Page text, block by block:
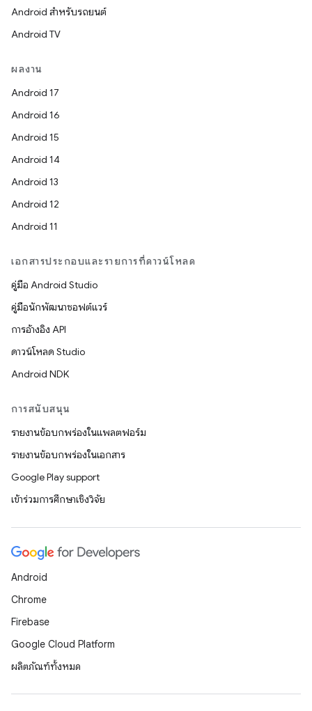
Android สำหรับรถยนต์
Android TV
ผลงาน
Android 17
Android 16
Android 15
Android 14
Android 13
Android 12
Android 11
เอกสารประกอบและรายการที่ดาวน์โหลด
คู่มือ Android Studio
คู่มือนักพัฒนาซอฟต์แวร์
การอ้างอิง API
ดาวน์โหลด Studio
Android NDK
การสนับสนุน
รายงานข้อบกพร่องในแพลตฟอร์ม
รายงานข้อบกพร่องในเอกสาร
Google Play support
เข้าร่วมการศึกษาเชิงวิจัย
Android
Chrome
Firebase
Google Cloud Platform
ผลิตภัณฑ์ทั้งหมด